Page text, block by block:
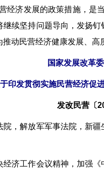
济发展的政策措施，是
续坚持问题导向，发扬
动民营经济健康发展、高
国家发展改革
印发贯彻实施民营经济促
发改民营〔
，解放军军事法院，新
工作会议精神，加强《